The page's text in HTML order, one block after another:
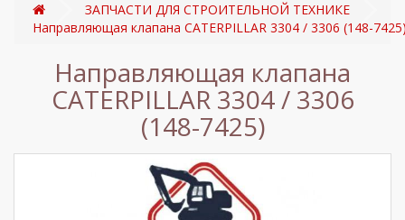
ЗАПЧАСТИ ДЛЯ СТРОИТЕЛЬНОЙ ТЕХНИКЕ
Направляющая клапана CATERPILLAR 3304 / 3306 (148-
Направляющая клапана
CATERPILLAR 3304 / 3306
(148-7425)